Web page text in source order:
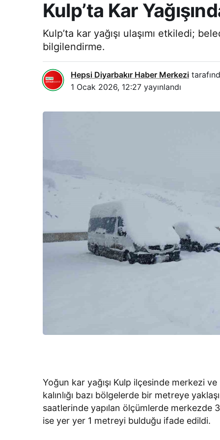
Kulp’ta Kar
Kulp’ta kar yağışı ulaşımı etkiledi;
bilgilendirme.
Hepsi Diyarbakır Haber Merkezi
1 Ocak 2026, 12:27 yayınlandı
Yoğun kar yağışı Kulp ilçesinde merkezi
kalınlığı bazı bölgelerde bir metreye
saatlerinde yapılan ölçümlerde merkezde
ise yer yer 1 metreyi bulduğu ifade edildi.